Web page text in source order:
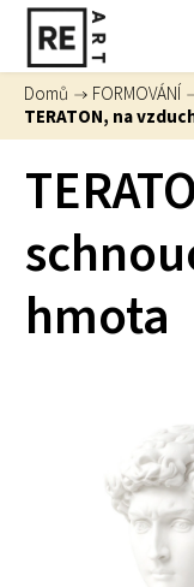
Domů / FORMOVÁNÍ /
TERATON, na
hmota